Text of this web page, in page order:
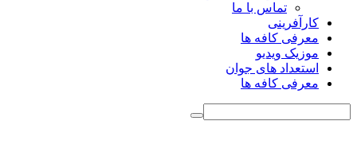
تماس با ما
کارآفرینی
معرفی کافه ها
موزیک ویدیو
استعداد های جوان
معرفی کافه ها